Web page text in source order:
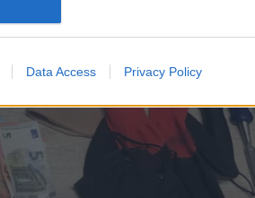
Data Access Privacy Policy